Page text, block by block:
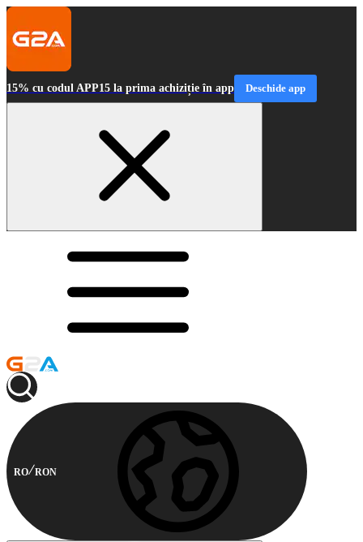
15% cu codul APP15 la prima achiziție în app Deschide app
RO RON